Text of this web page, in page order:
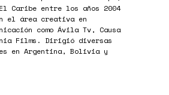
Caribe entre los años 2004
el área creativa en
como Ávila Tv, Causa
Films. Dirigió diversas
en Argentina, Bolivia y